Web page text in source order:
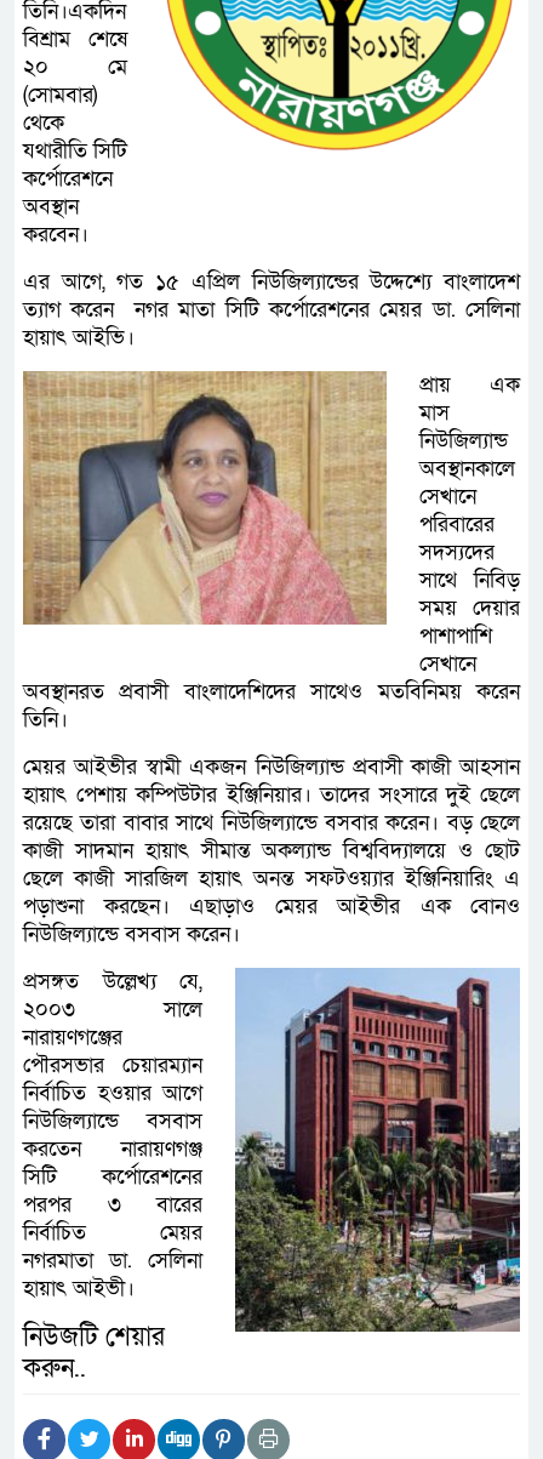
তিনি।একদিন
বিশ্রাম শেষে
২০ মে
(সোমবার)
থেকে
যথারীতি সিটি
কর্পোরেশনে
অবস্থান
করবেন।
এর আগে, গত ১৫ এপ্রিল নিউজিল্যান্ডের উদ্দেশ্যে বাংলাদেশ
ত্যাগ করেন নগর মাতা সিটি কর্পোরেশনের মেয়র ডা. সেলিনা
হায়াৎ আইভি।
প্রায় এক
মাস
নিউজিল্যান্ড
অবস্থানকালে
সেখানে
পরিবারের
সদস্যদের
সাথে নিবিড়
সময় দেয়ার
পাশাপাশি
সেখানে
অবস্থানরত প্রবাসী বাংলাদেশিদের সাথেও মতবিনিময় করেন
তিনি।
মেয়র আইভীর স্বামী একজন নিউজিল্যান্ড প্রবাসী কাজী আহসান
হায়াৎ পেশায় কম্পিউটার ইঞ্জিনিয়ার। তাদের সংসারে দুই ছেলে
রয়েছে তারা বাবার সাথে নিউজিল্যান্ডে বসবার করেন। বড় ছেলে
কাজী সাদমান হায়াৎ সীমান্ত অকল্যান্ড বিশ্ববিদ্যালয়ে ও ছোট
ছেলে কাজী সারজিল হায়াৎ অনন্ত সফটওয়্যার ইঞ্জিনিয়ারিং এ
পড়াশুনা করছেন। এছাড়াও মেয়র আইভীর এক বোনও
নিউজিল্যান্ডে বসবাস করেন।
প্রসঙ্গত উল্লেখ্য যে,
২০০৩ সালে
নারায়ণগঞ্জের
পৌরসভার চেয়ারম্যান
নির্বাচিত হওয়ার আগে
নিউজিল্যান্ডে বসবাস
করতেন নারায়ণগঞ্জ
সিটি কর্পোরেশনের
পরপর ৩ বারের
নির্বাচিত মেয়র
নগরমাতা ডা. সেলিনা
হায়াৎ আইভী।
নিউজটি শেয়ার
করুন..